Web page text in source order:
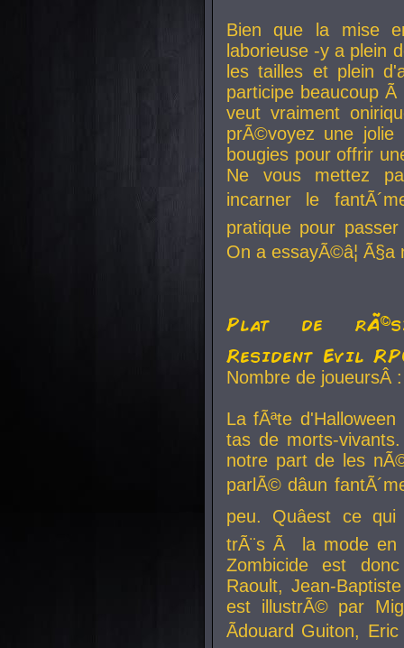
Bien que la mise
laborieuse -y a plein
les tailles et plein
participe beaucoup
veut vraiment
prÃ©voyez une
bougies pour offrir
Ne vous mettez
incarner le
pratique pour
On a essayÃ©â¦
Plat de
Resident Evil
Nombre de
La fÃªte
tas de morts-
notre part de les
parlÃ© dâun
peu. Quâest ce
trÃ¨s Ã la mode en
Zombicide est
Raoult, Jean-
est illustrÃ© par
Ãdouard Guiton,